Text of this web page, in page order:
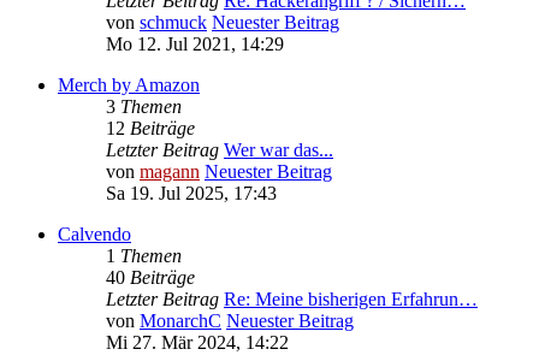
von schmuck Neuester Beitrag
Mo 12. Jul 2021, 14:29
Merch by Amazon
3 Themen
12 Beiträge
Letzter Beitrag Wer war das...
von magann Neuester Beitrag
Sa 19. Jul 2025, 17:43
Calvendo
1 Themen
40 Beiträge
Letzter Beitrag Re: Meine bisherigen Erfahrun…
von MonarchC Neuester Beitrag
Mi 27. Mär 2024, 14:22